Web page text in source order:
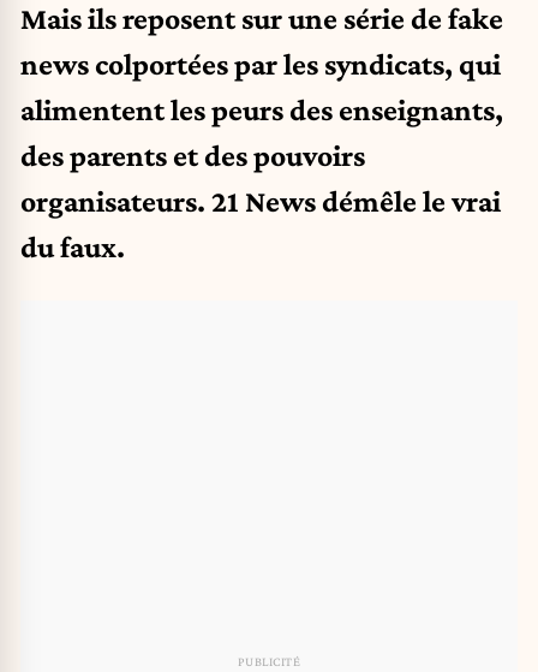
Mais ils reposent sur une série de fake
news colportées par les syndicats, qui
alimentent les peurs des enseignants,
des parents et des pouvoirs
organisateurs. 21 News démêle le vrai
du faux.